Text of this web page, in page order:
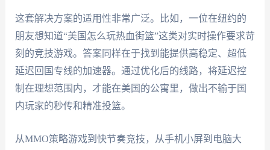
这套解决方案的适用性非常广泛。比如，一位在纽约的
朋友想知道“美国怎么玩热血街篮”这类对实时操作要求苛
刻的竞技游戏。答案同样在于找到能提供高稳定、超低
延迟回国专线的加速器。通过优化后的线路，将延迟控
制在理想范围内，才能在美国的公寓里，做出不输于国
内玩家的秒传和精准投篮。
从MMO策略游戏到快节奏竞技，从手机小屏到电脑大